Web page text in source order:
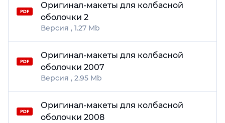
Оригинал-макеты для колбасной
оболочки 2
1.27 Mb
Оригинал-макеты для колбасной
оболочки 2007
2.95 Mb
Оригинал-макеты для колбасной
оболочки 2008